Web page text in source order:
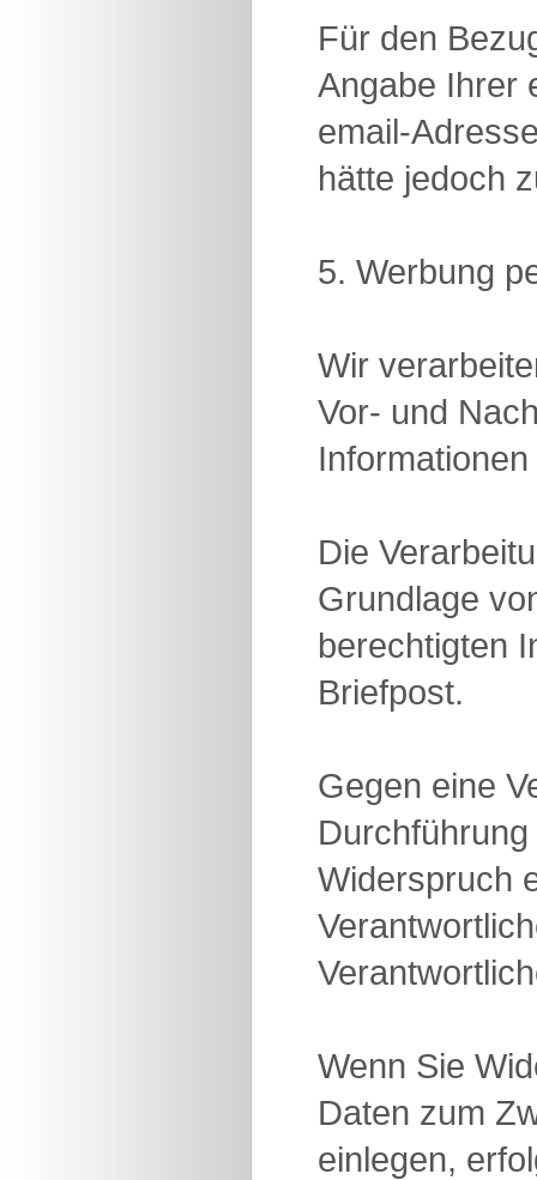
Für den
Angabe Ihrer
email-
hätte jedoch
5. Werbung
Wir
Vor- und
Die
Grundlage
berechtigten
Briefpost.
Gegen eine
Widerspruch
Wenn Sie
Daten zum
einlegen,